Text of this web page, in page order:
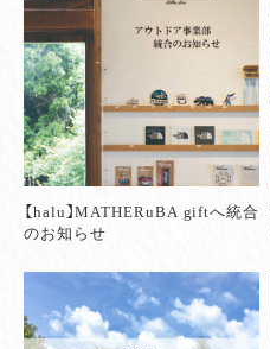
【halu】MATHERuBA giftへ統合
のお知らせ